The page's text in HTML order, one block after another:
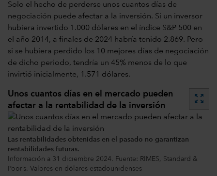
Solo el hecho de perderse unos cuantos días de
negociación puede afectar a la inversión. Si un inversor
hubiera invertido 1.000 dólares en el índice S&P 500 en
el año 2014, a finales de 2024 habría tenido 2.869. Pero
si se hubiera perdido los 10 mejores días de negociación
de dicho periodo, tendría un 45% menos de lo que
invirtió inicialmente, 1.571 dólares.
Unos cuantos días en el mercado pueden
afectar a la rentabilidad de la inversión
zoom_out_map
Las rentabilidades obtenidas en el pasado no garantizan
rentabilidades futuras.
Información a 31 diciembre 2024. Fuente: RIMES, Standard &
Poor’s. Valores en dólares estadounidenses